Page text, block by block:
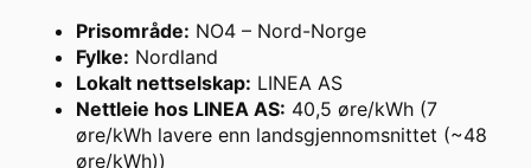
Prisområde: NO4 – Nord-Norge
Fylke: Nordland
Lokalt nettselskap: LINEA AS
Nettleie hos LINEA AS: 40,5 øre/kWh (7
øre/kWh lavere enn landsgjennomsnittet (~48
øre/kWh))